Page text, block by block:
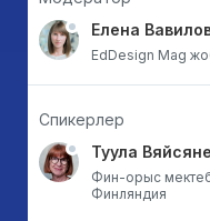
Елена
EdDesign Mag
Спикерлер
Туула
Фин-орыс
Финляндия